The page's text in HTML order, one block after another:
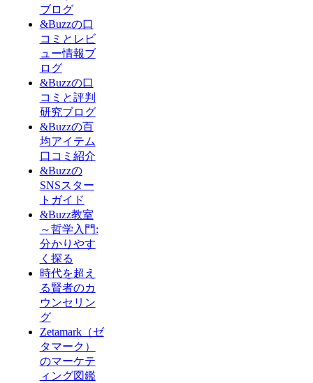
ブログ
&Buzzの口
コミとレビ
ュー情報ブ
ログ
&Buzzの口
コミと評判
研究ブログ
&Buzzの百
均アイテム
口コミ紹介
&Buzzの
SNSスター
トガイド
&Buzz教室
～哲学入門:
分かりやす
く探る
時代を超え
る賢者のカ
ウンセリン
グ
Zetamark（ゼ
タマーク）
のマーケテ
ィング図鑑